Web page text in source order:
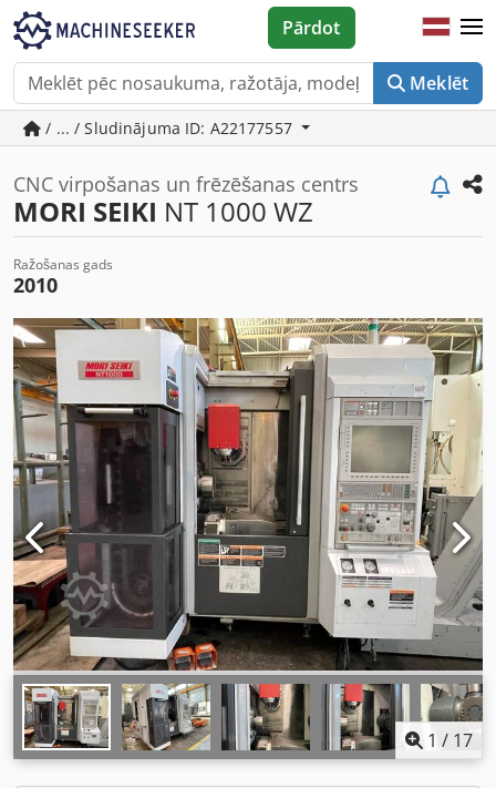
Meklēt
Pārdot
/ ... / Sludinājuma ID: A22177557
CNC virpošanas un frēzēšanas centrs
MORI SEIKI NT 1000 WZ
Ražošanas gads
2010
1 / 17